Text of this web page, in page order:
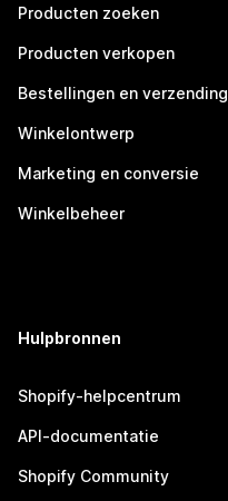
Producten zoeken
Producten verkopen
Bestellingen en verzending
Winkelontwerp
Marketing en conversie
Winkelbeheer
Hulpbronnen
Shopify-helpcentrum
API-documentatie
Shopify Community